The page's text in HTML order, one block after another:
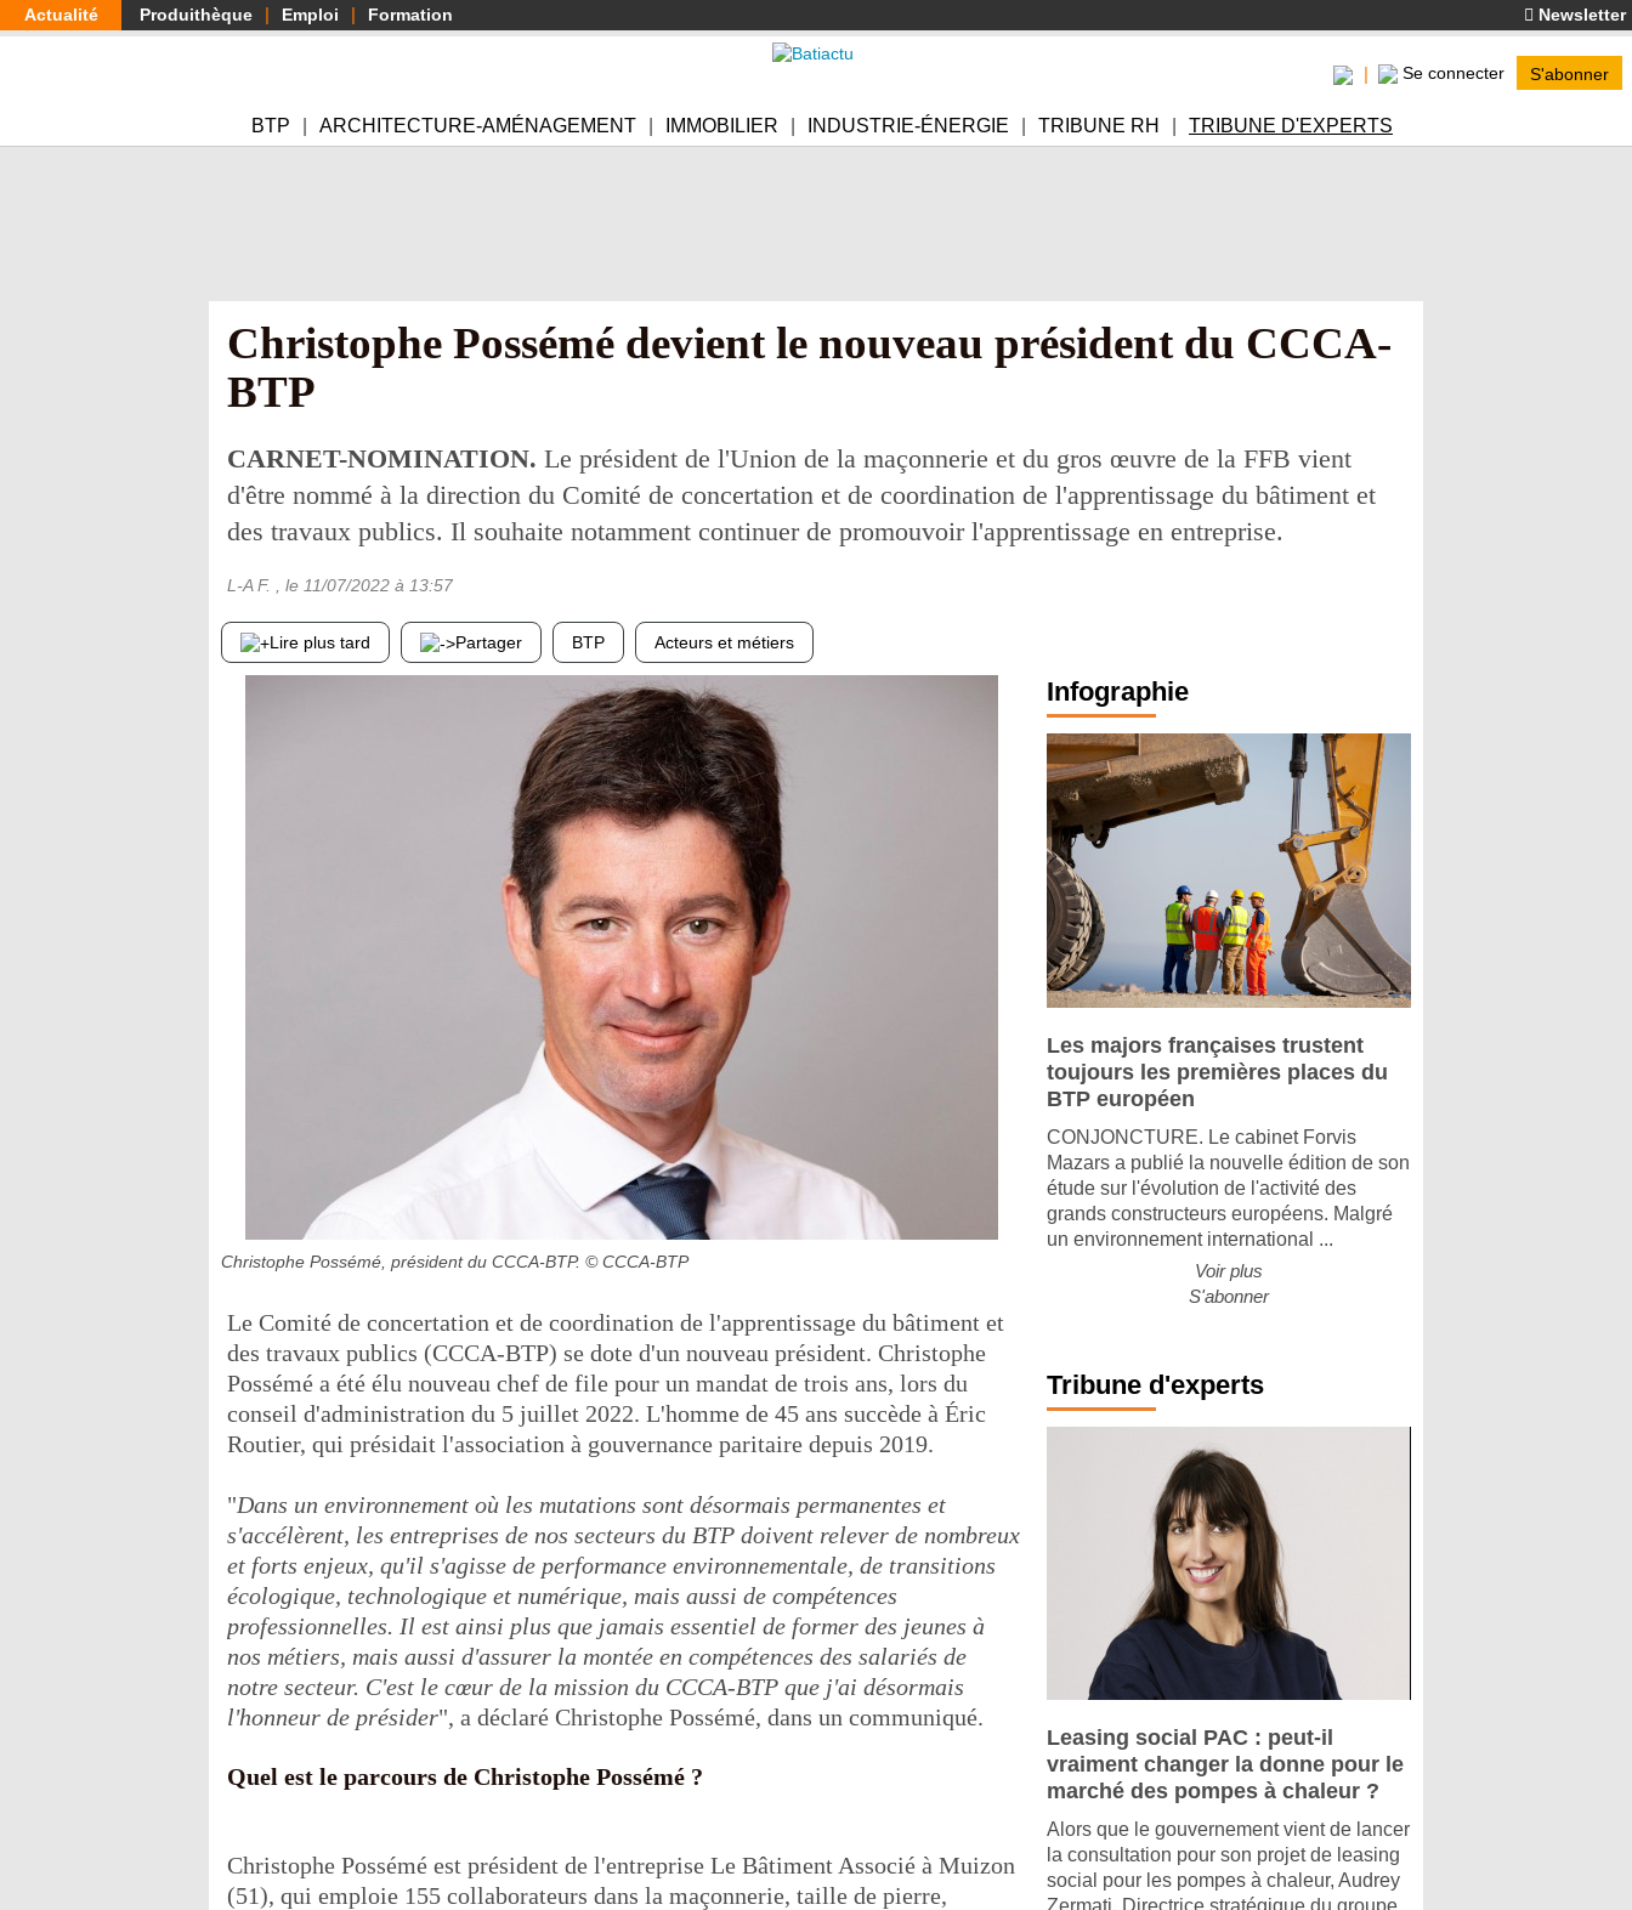
Aller
au
Actualité Produithèque Emploi Formation Newsletter
Se connecter S'abonner
BTP ARCHITECTURE-AMÉNAGEMENT IMMOBILIER INDUSTRIE-ÉNERGIE TRIBUNE RH TRIBUNE D'EXPERTS
Christophe Possémé devient le nouveau président du CCCA-
BTP
CARNET-NOMINATION. Le président de l'Union de la maçonnerie et du gros œuvre de la FFB vient
d'être nommé à la direction du Comité de concertation et de coordination de l'apprentissage du bâtiment et
des travaux publics. Il souhaite notamment continuer de promouvoir l'apprentissage en entreprise.
L-A F. , le 11/07/2022 à 13:57
Lire plus tard Partager BTP Acteurs et métiers
Christophe Possémé, président du CCCA-BTP. © CCCA-BTP
Le Comité de concertation et de coordination de l'apprentissage du bâtiment et
des travaux publics (CCCA-BTP) se dote d'un nouveau président. Christophe
Possémé a été élu nouveau chef de file pour un mandat de trois ans, lors du
conseil d'administration du 5 juillet 2022. L'homme de 45 ans succède à Éric
Routier, qui présidait l'association à gouvernance paritaire depuis 2019.
"Dans un environnement où les mutations sont désormais permanentes et
s'accélèrent, les entreprises de nos secteurs du BTP doivent relever de nombreux
et forts enjeux, qu'il s'agisse de performance environnementale, de transitions
écologique, technologique et numérique, mais aussi de compétences
professionnelles. Il est ainsi plus que jamais essentiel de former des jeunes à
nos métiers, mais aussi d'assurer la montée en compétences des salariés de
notre secteur. C'est le cœur de la mission du CCCA-BTP que j'ai désormais
l'honneur de présider", a déclaré Christophe Possémé, dans un communiqué.
Quel est le parcours de Christophe Possémé ?
Christophe Possémé est président de l'entreprise Le Bâtiment Associé à Muizon
(51), qui emploie 155 collaborateurs dans la maçonnerie, taille de pierre,
Infographie
Les majors françaises trustent
toujours les premières places du
BTP européen
CONJONCTURE. Le cabinet Forvis
Mazars a publié la nouvelle édition de son
étude sur l'évolution de l'activité des
grands constructeurs européens. Malgré
un environnement international ...
Voir plus
S'abonner
Tribune d'experts
Leasing social PAC : peut-il
vraiment changer la donne pour le
marché des pompes à chaleur ?
Alors que le gouvernement vient de lancer
la consultation pour son projet de leasing
social pour les pompes à chaleur, Audrey
Zermati, Directrice stratégique du groupe